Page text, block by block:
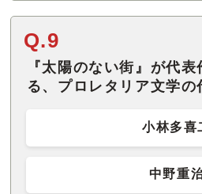
Q.9
『太陽のない街』が代
る、プロレタリア文学の
小林多喜
中野重